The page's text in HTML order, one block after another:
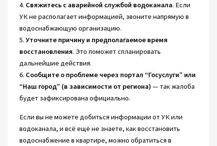
4. Свяжитесь с аварийной службой водоканала. Если
УК не располагает информацией, звоните напрямую в
водоснабжающую организацию.
5. Уточните причину и предполагаемое время
восстановления. Это поможет спланировать
дальнейшие действия.
6. Сообщите о проблеме через портал “Госуслуги” или
“Наш город” (в зависимости от региона) — так жалоба
будет зафиксирована официально.
Если вы не можете добиться информации от УК или
водоканала, и всё ещё не знаете, как восстановить
водоснабжение в квартире, можно обратиться в